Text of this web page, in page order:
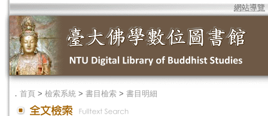
網站導覽
． 首頁 > 檢索系統 > 書目檢索 > 書目明細